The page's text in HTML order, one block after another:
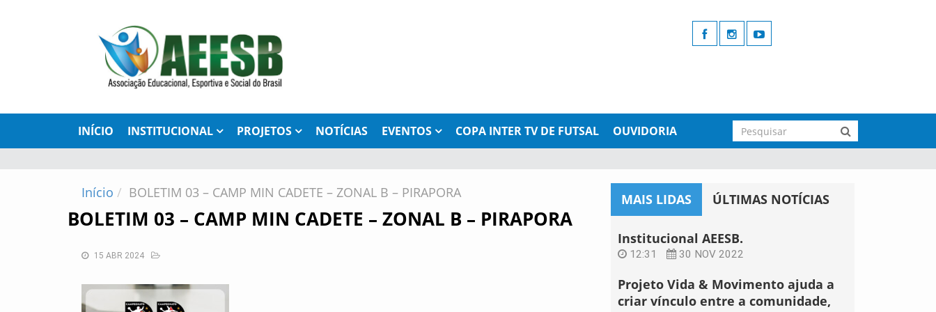
INÍCIO INSTITUCIONAL PROJETOS NOTÍCIAS EVENTOS COPA INTER TV DE FUTSAL OUVIDORIA
Início BOLETIM 03 – CAMP MIN CADETE – ZONAL B – PIRAPORA
BOLETIM 03 – CAMP MIN CADETE – ZONAL B – PIRAPORA
15 ABR 2024
MAIS LIDAS ÚLTIMAS NOTÍCIAS
Institucional AEESB.
12:31 30 NOV 2022
Projeto Vida & Movimento ajuda a
criar vínculo entre a comunidade,